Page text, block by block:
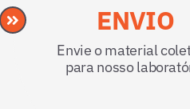
ENVIO
Envie o material
para nosso